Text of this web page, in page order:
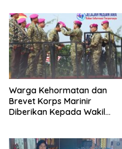
Warga Kehormatan dan
Brevet Korps Marinir
Diberikan Kepada Wakil